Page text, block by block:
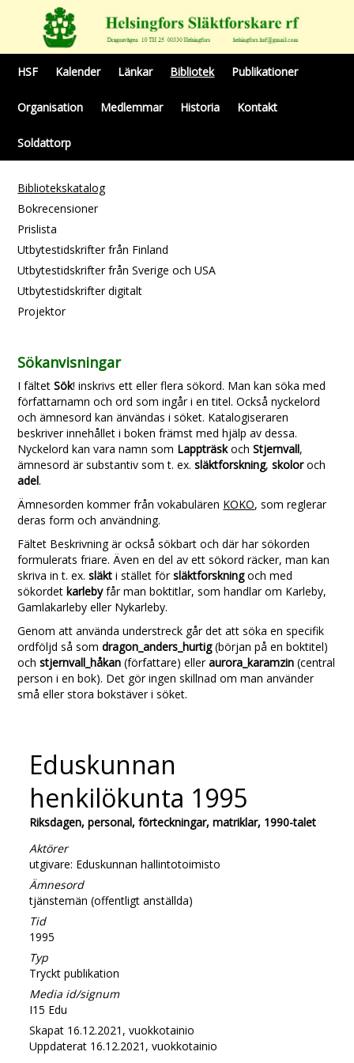
HSF Kalender Länkar Bibliotek Publikationer
Organisation Medlemmar Historia Kontakt
Soldattorp
Bibliotekskatalog
Bokrecensioner
Prislista
Utbytestidskrifter från Finland
Utbytestidskrifter från Sverige och USA
Utbytestidskrifter digitalt
Projektor
Sökanvisningar
I fältetSök! inskrivs ett eller flera sökord. Man kan söka med
författarnamn och ord som ingår i en titel. Också nyckelord
och ämnesord kan änvändas i söket. Katalogiseraren
beskriver innehållet i boken främst med hjälp av dessa.
Nyckelord kan vara namn som LappträskochStjernvall,
ämnesord är substantiv som t. ex.släktforskning,skoloroch
adel.
Ämnesorden kommer från vokabulären KOKO, som reglerar
deras form och användning.
Fältet Beskrivning är också sökbart och där har sökorden
formulerats friare. Även en del av ett sökord räcker, man kan
skriva in t. ex.släkti stället försläktforskningoch med
sökordetkarlebyfår man boktitlar, som handlar om Karleby,
Gamlakarleby eller Nykarleby.
Genom att använda understreck går det att söka en specifik
ordföljd så somdragon_anders_hurtig(början på en boktitel)
ochstjernvall_håkan (författare) elleraurora_karamzin (central
person i en bok). Det gör ingen skillnad om man använder
små eller stora bokstäver i söket.
Eduskunnan
henkilökunta 1995
Riksdagen, personal, förteckningar, matriklar, 1990-talet
Aktörer
utgivare: Eduskunnan hallintotoimisto
Ämnesord
tjänstemän (offentligt anställda)
Tid
1995
Typ
Tryckt publikation
Media id/signum
I15 Edu
Skapat 16.12.2021, vuokkotainio
Uppdaterat 16.12.2021, vuokkotainio